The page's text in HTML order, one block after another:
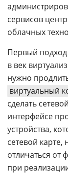
сервисов
облачных
Первый подход
в век
нужно
виртуальный
сделать
интерфейсе
устройства,
сетевой карте,
отличаться от
при